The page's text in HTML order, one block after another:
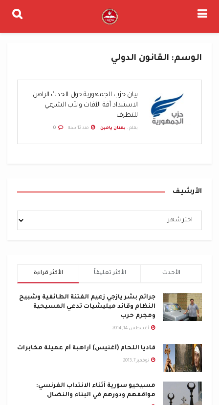
الوسم: القانون الدولي
بيان حزب الجمهورية حول الحدث الراهن
الاستبداد آفة الآفات والأب الشرعي
للتطرف
بقلم . بهنان يامين منذ 12 سنة
الأرشيف
الأكثر قراءة الأكثر تعليقاً الأحدث
جرائم بشر يازجي زعيم الفتنة الطائفية وشبيح
النظام وقائد ميليشيات تدعي المسيحية
ومجرم حرب
أغسطس 14, 2014
فاديا اللحام (أغنيس) أراهبة أم عميلة مخابرات
نوفمبر 7, 2013
مسيحيو سورية أثناء الانتداب الفرنسي:
مواقفهم ودورهم في البناء والنضال